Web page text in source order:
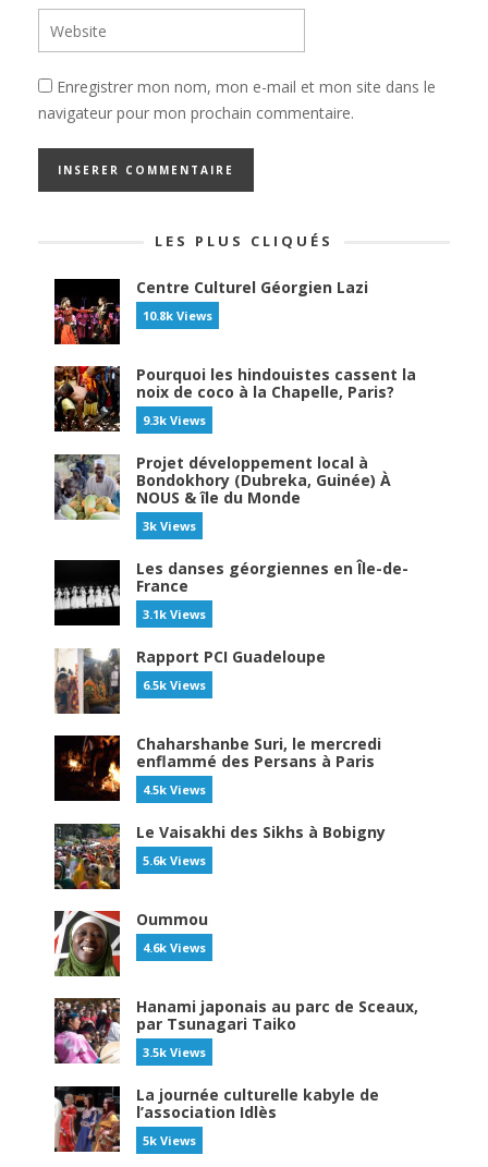
Enregistrer mon nom, mon e-mail et mon site dans le
navigateur pour mon prochain commentaire.
LES PLUS CLIQUÉS
Centre Culturel Géorgien Lazi
10.8k Views
Pourquoi les hindouistes cassent la
noix de coco à la Chapelle, Paris?
9.3k Views
Projet développement local à
Bondokhory (Dubreka, Guinée) À
NOUS & île du Monde
3k Views
Les danses géorgiennes en Île-de-
France
3.1k Views
Rapport PCI Guadeloupe
6.5k Views
Chaharshanbe Suri, le mercredi
enflammé des Persans à Paris
4.5k Views
Le Vaisakhi des Sikhs à Bobigny
5.6k Views
Oummou
4.6k Views
Hanami japonais au parc de Sceaux,
par Tsunagari Taiko
3.5k Views
La journée culturelle kabyle de
l’association Idlès
5k Views